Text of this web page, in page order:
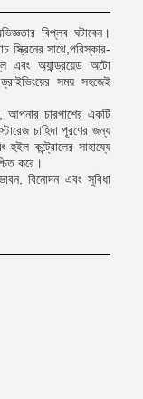
বিপ্লব ঘটাবেন।
স্ক্রিনের সাথে,পরিস্কার-
এবং অ্যান্ড্রয়েড অটো
সময় সহজেই
আপনার চারপাশের একটি
চাহিদা পূরণের জন্য
কন্ট্রোলের সাহায্যে
করে।
বিনোদন এবং সুবিধা